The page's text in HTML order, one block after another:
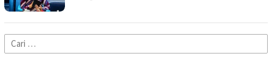
Cari
untuk: